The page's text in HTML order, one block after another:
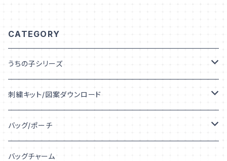
CATEGORY
うちの子シリーズ
うちの子デザイン
うちの子シルエット
うちの子プリント
刺繍キット/図案ダウンロード
キット
図案ダウンロード
バッグ/ポーチ
トートバッグ
バッグチャーム